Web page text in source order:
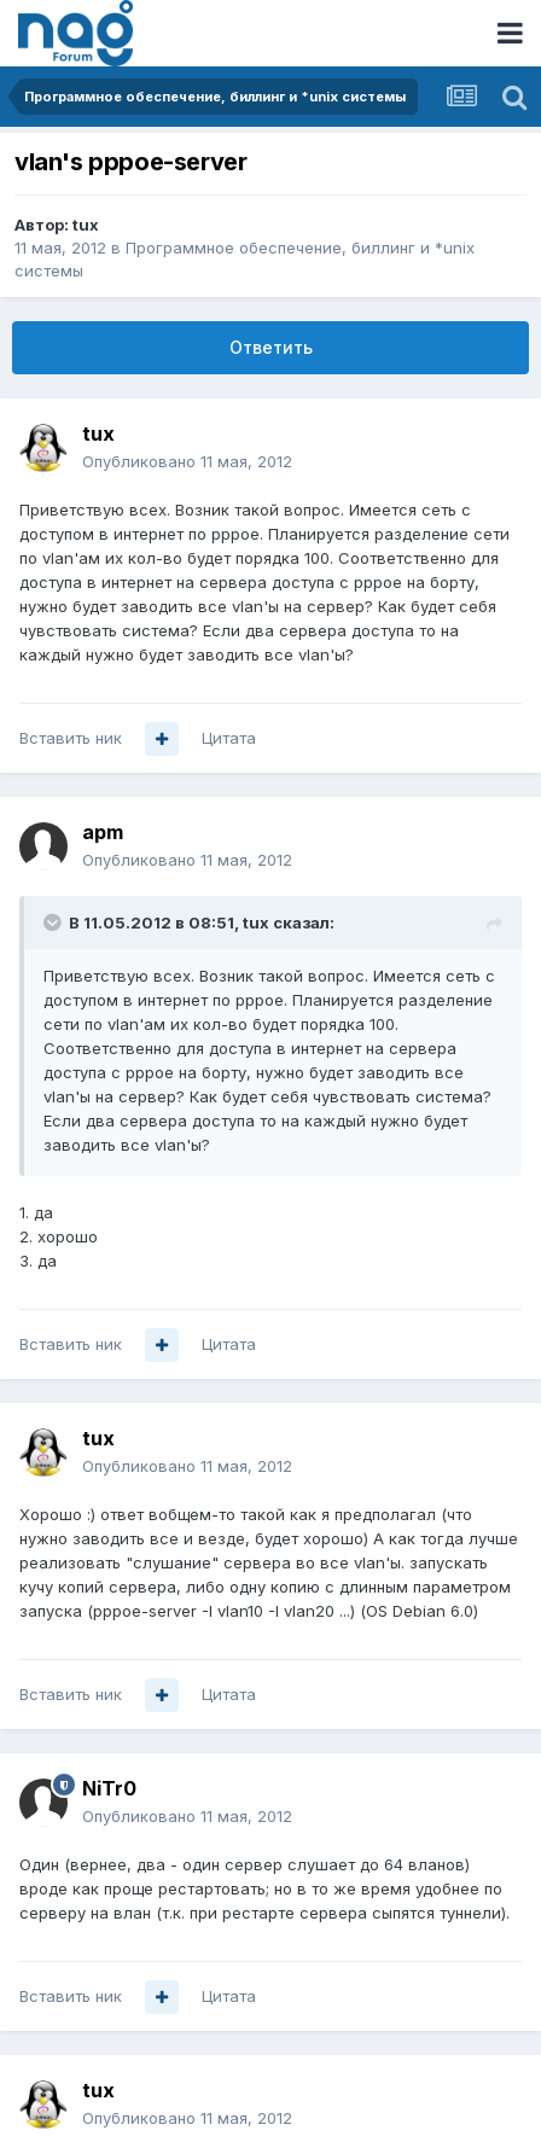
Программное обеспечение, биллинг и *unix системы
vlan's pppoe-server
Автор: tux
11 мая, 2012 в Программное обеспечение, биллинг и *unix
системы
Ответить
tux
Опубликовано 11 мая, 2012
Приветствую всех. Возник такой вопрос. Имеется сеть с
доступом в интернет по pppoe. Планируется разделение сети
по vlan'ам их кол-во будет порядка 100. Соответственно для
доступа в интернет на сервера доступа с pppoe на борту,
нужно будет заводить все vlan'ы на сервер? Как будет себя
чувствовать система? Если два сервера доступа то на
каждый нужно будет заводить все vlan'ы?
Вставить ник Цитата
apm
Опубликовано 11 мая, 2012
В 11.05.2012 в 08:51, tux сказал:
Приветствую всех. Возник такой вопрос. Имеется сеть с
доступом в интернет по pppoe. Планируется разделение
сети по vlan'ам их кол-во будет порядка 100.
Соответственно для доступа в интернет на сервера
доступа с pppoe на борту, нужно будет заводить все
vlan'ы на сервер? Как будет себя чувствовать система?
Если два сервера доступа то на каждый нужно будет
заводить все vlan'ы?
1. да
2. хорошо
3. да
Вставить ник Цитата
tux
Опубликовано 11 мая, 2012
Хорошо :) ответ вобщем-то такой как я предполагал (что
нужно заводить все и везде, будет хорошо) А как тогда лучше
реализовать "слушание" сервера во все vlan'ы. запускать
кучу копий сервера, либо одну копию с длинным параметром
запуска (pppoe-server -I vlan10 -I vlan20 ...) (OS Debian 6.0)
Вставить ник Цитата
NiTr0
Опубликовано 11 мая, 2012
Один (вернее, два - один сервер слушает до 64 вланов)
вроде как проще рестартовать; но в то же время удобнее по
серверу на влан (т.к. при рестарте сервера сыпятся туннели).
Вставить ник Цитата
tux
Опубликовано 11 мая, 2012